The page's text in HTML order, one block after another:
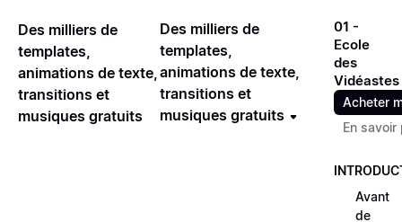
Des milliers de
templates,
animations de texte,
transitions et
musiques gratuits
Des milliers de
templates,
animations de texte,
transitions et
musiques gratuits
01 -
Ecole
des
Vidéastes
Acheter
En savoir
Avant
de